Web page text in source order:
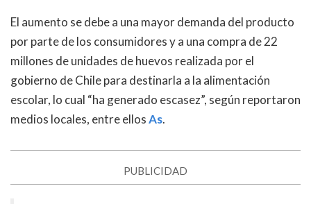
El aumento se debe a una mayor demanda del producto
por parte de los consumidores y a una compra de 22
millones de unidades de huevos realizada por el
gobierno de Chile para destinarla a la alimentación
escolar, lo cual “ha generado escasez”, según reportaron
medios locales, entre ellosAs.
PUBLICIDAD